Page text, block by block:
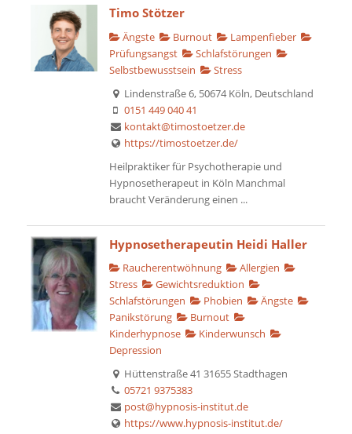
Timo Stötzer
Ängste Burnout
Lampenfieber
Prüfungsangst
Schlafstörungen
Selbstbewusstsein
Stress
Lindenstraße 6, 50674 Köln, Deutschland
0151 449 040 41
kontakt@timostoetzer.de
https://timostoetzer.de/
Heilpraktiker für Psychotherapie und
Hypnosetherapeut in Köln Manchmal
braucht Veränderung einen ...
Hypnosetherapeutin Heidi Haller
Raucherentwöhnung
Allergien
Stress
Gewichtsreduktion
Schlafstörungen
Phobien
Ängste
Panikstörung
Burnout
Kinderhypnose
Kinderwunsch
Depression
Hüttenstraße 41 31655 Stadthagen
05721 9375383
post@hypnosis-institut.de
https://www.hypnosis-institut.de/